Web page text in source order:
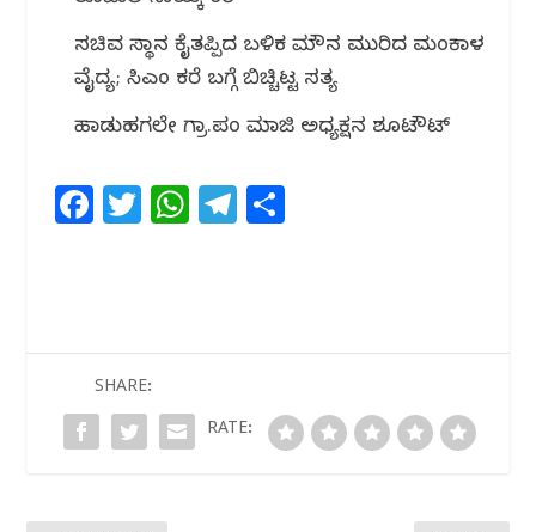
ಸಚಿವ ಸ್ಥಾನ ಕೈತಪ್ಪಿದ ಬಳಿಕ ಮೌನ ಮುರಿದ ಮಂಕಾಳ
ವೈದ್ಯ; ಸಿಎಂ ಕರೆ ಬಗ್ಗೆ ಬಿಚ್ಚಿಟ್ಟ ಸತ್ಯ
ಹಾಡುಹಗಲೇ ಗ್ರಾ.ಪಂ ಮಾಜಿ ಅಧ್ಯಕ್ಷನ ಶೂಟೌಟ್
F
b
o
T
r
W
A
p
T
ra
SHARE:
RATE: